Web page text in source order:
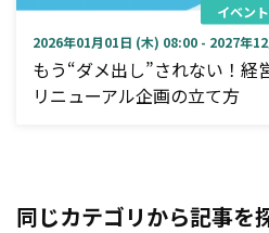
イベント
2026年01月01日 (木) 08:00 - 2027年
もう“ダメ出し”されない！経
リニューアル企画の立て方
同じカテゴリから記事を